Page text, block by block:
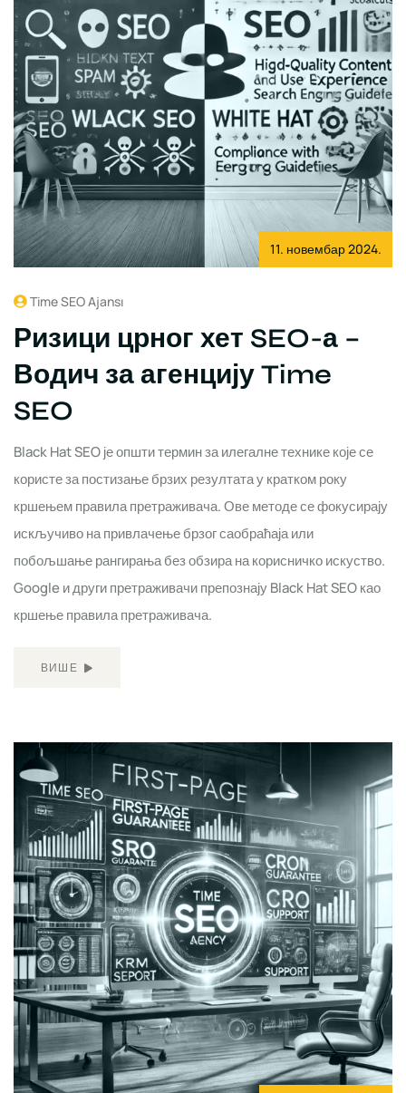
11. новембар 2024.
Time SEO Ajansı
Ризици црног хет SEO-а –
Водич за агенцију Time
SEO
Black Hat SEO је општи термин за илегалне технике које се
користе за постизање брзих резултата у кратком року
кршењем правила претраживача. Ове методе се фокусирају
искључиво на привлачење брзог саобраћаја или
побољшање рангирања без обзира на корисничко искуство.
Google и други претраживачи препознају Black Hat SEO као
кршење правила претраживача.
ВИШЕ